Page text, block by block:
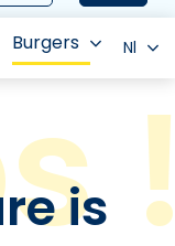
Burgers Nl
is